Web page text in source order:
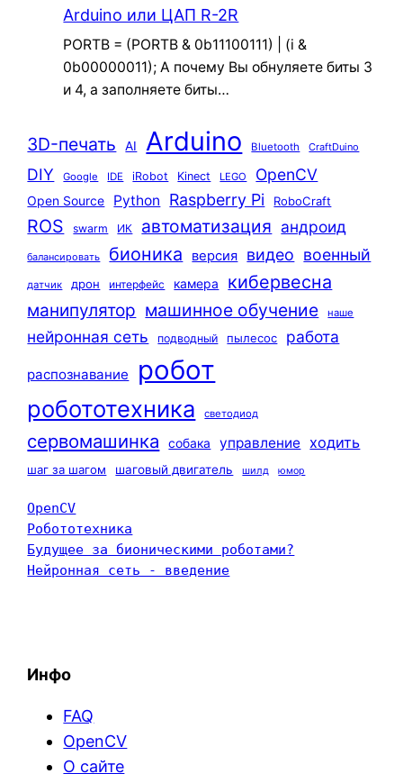
Arduino или ЦАП R-2R
PORTB = (PORTB & 0b11100111) | (i &
0b00000011); А почему Вы обнуляете биты 3
и 4, а заполняете биты…
3D-печать AI Arduino Bluetooth CraftDuino
DIY Google IDE iRobot Kinect LEGO OpenCV
Open Source Python Raspberry Pi RoboCraft
ROS swarm ИК автоматизация андроид
балансировать бионика версия видео военный
датчик дрон интерфейс камера кибервесна
манипулятор машинное обучение наше
нейронная сеть подводный пылесос работа
распознавание робот
робототехника светодиод
сервомашинка собака управление ходить
шаг за шагом шаговый двигатель шилд юмор
OpenCV
Робототехника
Будущее за бионическими роботами?
Нейронная сеть - введение
Инфо
FAQ
OpenCV
О сайте